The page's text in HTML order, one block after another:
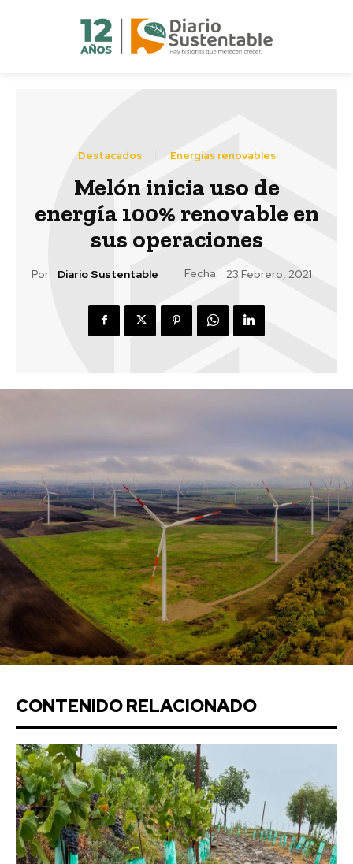
Destacados Energías renovables
Melón inicia uso de
energía 100% renovable en
sus operaciones
Por: Diario Sustentable Fecha: 23 Febrero, 2021
CONTENIDO RELACIONADO